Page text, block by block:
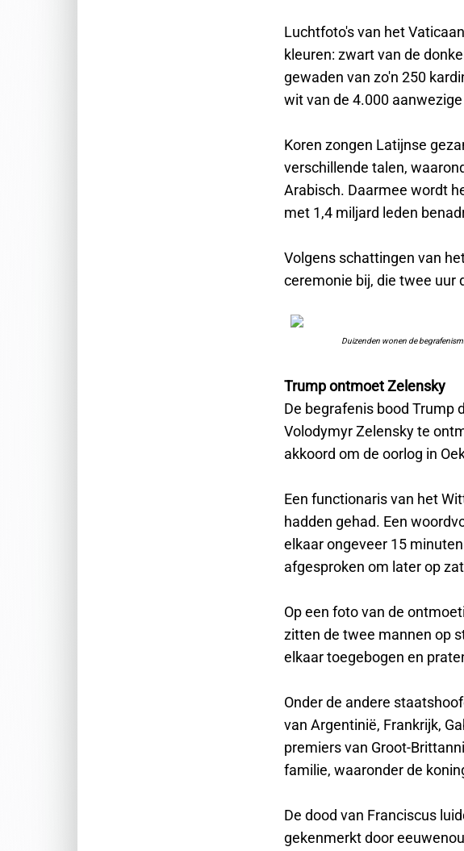
Luchtfoto's van het
kleuren: zwart van de
gewaden van zo'n 250
wit van de 4.000
Koren zongen Latijnse
verschillende talen,
Arabisch. Daarmee wordt
met 1,4 miljard leden
Volgens schattingen van
ceremonie bij, die twee uur
Duizenden wonen de
Trump ontmoet Zelensky
De begrafenis bood Trump
Volodymyr Zelensky te
akkoord om de oorlog in
Een functionaris van het
hadden gehad. Een
elkaar ongeveer 15
afgesproken om later op
Op een foto van de
zitten de twee mannen op
elkaar toegebogen en
Onder de andere
van Argentinië, Frankrijk,
premiers van Groot-
familie, waaronder de
De dood van Franciscus
gekenmerkt door